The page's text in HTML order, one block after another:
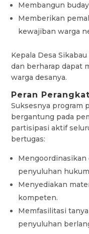
Membangun
Memberikan
kewajiban warga
Kepala Desa
dan berharap dapat
warga desanya.
Peran
Suksesnya program
bergantung pada
partisipasi aktif
bertugas:
Mengoordinasikan
penyuluhan
Menyediakan
kompeten.
Memfasilitasi
penyuluhan